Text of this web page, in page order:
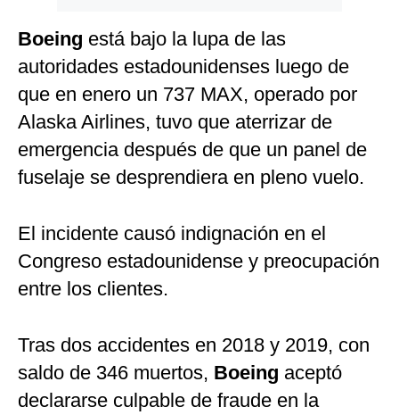
Boeing está bajo la lupa de las
autoridades estadounidenses luego de
que en enero un 737 MAX, operado por
Alaska Airlines, tuvo que aterrizar de
emergencia después de que un panel de
fuselaje se desprendiera en pleno vuelo.
El incidente causó indignación en el
Congreso estadounidense y preocupación
entre los clientes.
Tras dos accidentes en 2018 y 2019, con
saldo de 346 muertos, Boeing aceptó
declararse culpable de fraude en la